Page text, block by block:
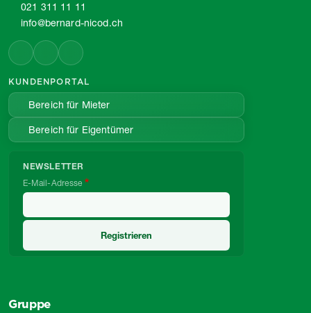
021 311 11 11
info@bernard-nicod.ch
KUNDENPORTAL
Bereich für Mieter
Bereich für Eigentümer
NEWSLETTER
E-Mail-Adresse
Gruppe